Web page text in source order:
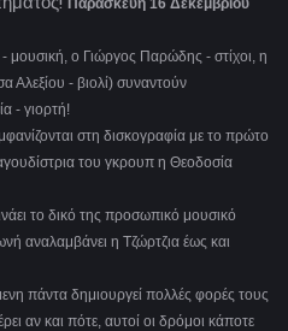
Παρασκευή 16 Δεκεμβρίου
ο Γιώργος Παρώδης - στίχοι, η
Αλεξίου - βιολί) συναντούν
- γιορτή!
στη δισκογραφία με το πρώτο
του γκρουπ η Θεοδοσία
το δικό της προσωπικό μουσικό
αναλαμβάνει η Τζώρτζια έως και
πάντα δημιουργεί πολλές φορές τους
αν και πότε, αυτοί οι δρόμοι κάποτε